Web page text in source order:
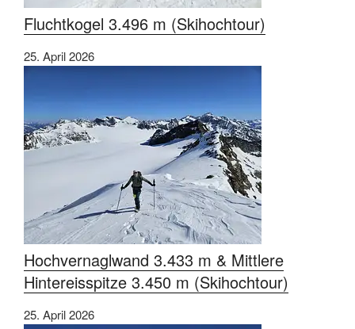
Fluchtkogel 3.496 m (Skihochtour)
25. April 2026
Hochvernaglwand 3.433 m & Mittlere
Hintereisspitze 3.450 m (Skihochtour)
25. April 2026